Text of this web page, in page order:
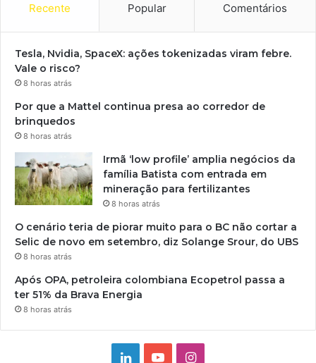
Recente Popular Comentários
Tesla, Nvidia, SpaceX: ações tokenizadas viram febre.
Vale o risco?
8 horas atrás
Por que a Mattel continua presa ao corredor de
brinquedos
8 horas atrás
Irmã ‘low profile’ amplia negócios da
família Batista com entrada em
mineração para fertilizantes
8 horas atrás
O cenário teria de piorar muito para o BC não cortar a
Selic de novo em setembro, diz Solange Srour, do UBS
8 horas atrás
Após OPA, petroleira colombiana Ecopetrol passa a
ter 51% da Brava Energia
8 horas atrás
LinkedinYouTubeInstagram